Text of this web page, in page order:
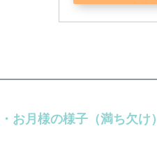
・お月様の様子（満ち欠け）